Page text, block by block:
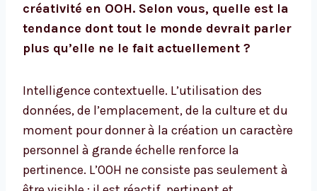
créativité en OOH. Selon vous, quelle est la
tendance dont tout le monde devrait parler
plus qu’elle ne le fait actuellement ?
Intelligence contextuelle. L’utilisation des
données, de l’emplacement, de la culture et du
moment pour donner à la création un caractère
personnel à grande échelle renforce la
pertinence. L’OOH ne consiste pas seulement à